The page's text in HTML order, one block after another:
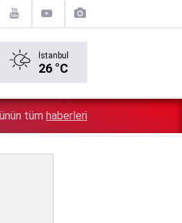
İstanbul
26 °C
Akademisi’nde 60 Çocuğa Hizmet
tüm haberleri